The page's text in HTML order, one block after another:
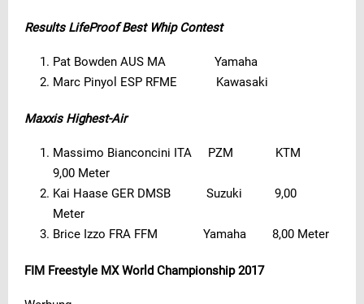
Results LifeProof Best Whip Contest
Pat Bowden AUS MA Yamaha
Marc Pinyol ESP RFME Kawasaki
Maxxis Highest-Air
Massimo Bianconcini ITA PZM KTM
9,00 Meter
Kai Haase GER DMSB Suzuki 9,00
Meter
Brice Izzo FRA FFM Yamaha 8,00 Meter
FIM Freestyle MX World Championship 2017